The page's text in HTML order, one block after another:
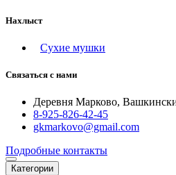
Нахлыст
Сухие мушки
Связаться с нами
Деревня Марково,
8-925-826-42-45
gkmarkovo@gmail.com
Подробные контакты
Категории